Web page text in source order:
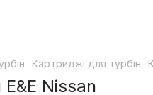
Картриджі для турбін
Nissan